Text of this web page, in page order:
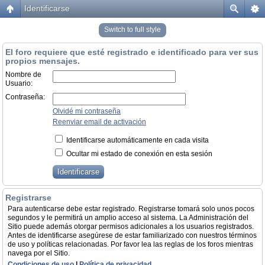
Identificarse
Switch to full style
El foro requiere que esté registrado e identificado para ver sus
propios mensajes.
Nombre de
Usuario:
Contraseña:
Olvidé mi contraseña
Reenviar email de activación
Identificarse automáticamente en cada visita
Ocultar mi estado de conexión en esta sesión
Registrarse
Para autenticarse debe estar registrado. Registrarse tomará solo unos pocos
segundos y le permitirá un amplio acceso al sistema. La Administración del
Sitio puede además otorgar permisos adicionales a los usuarios registrados.
Antes de identificarse asegúrese de estar familiarizado con nuestros términos
de uso y políticas relacionadas. Por favor lea las reglas de los foros mientras
navega por el Sitio.